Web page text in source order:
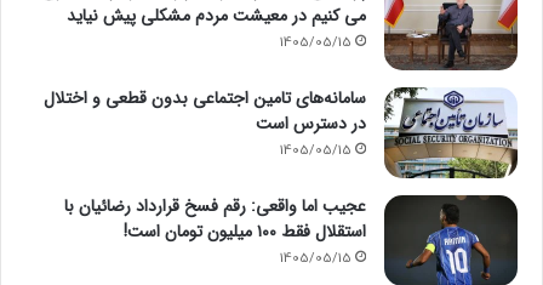
می کنیم در معیشت مردم مشکلی پیش نیاید
1405/05/15
سامانه‌های تامین اجتماعی بدون قطعی و اختلال
در دسترس است
1405/05/15
عجیب اما واقعی: رقم فسخ قرارداد رضائیان با
استقلال فقط ۱۰۰ میلیون تومان است!
1405/05/15